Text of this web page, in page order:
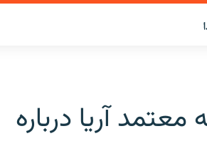
آريا درباره